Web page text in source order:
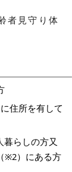
者見守り体
住所を有して
らしの方又
※2）にある方